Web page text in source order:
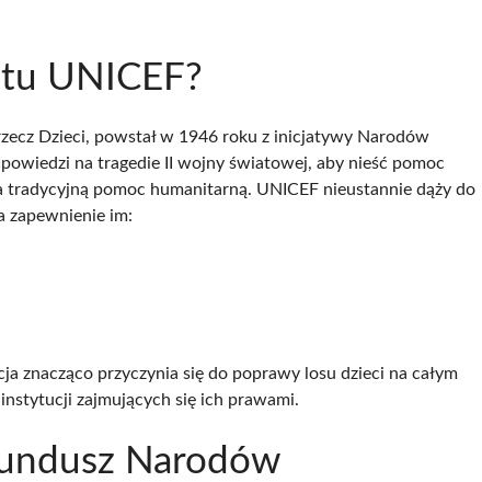
UNICEF?
Dzieci, powstał w 1946 roku z inicjatywy Narodów
na tragedie II wojny światowej, aby nieść pomoc
pomoc humanitarną. UNICEF nieustannie dąży do
zapewnienie im:
znacząco przyczynia się do poprawy losu dzieci na całym
zajmujących się ich prawami.
Narodów